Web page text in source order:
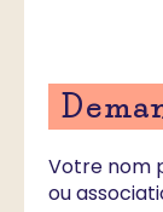
Votre nom
ou